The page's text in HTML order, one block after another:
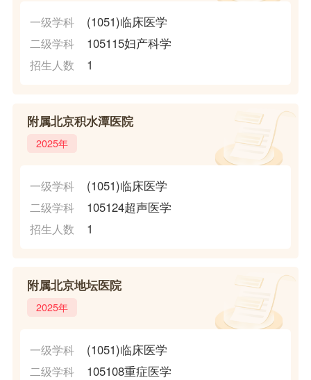
一级学科 (1051)临床医学
二级学科 105115妇产科学
招生人数 1
附属北京积水潭医院
2025年
一级学科 (1051)临床医学
二级学科 105124超声医学
招生人数 1
附属北京地坛医院
2025年
一级学科 (1051)临床医学
二级学科 105108重症医学